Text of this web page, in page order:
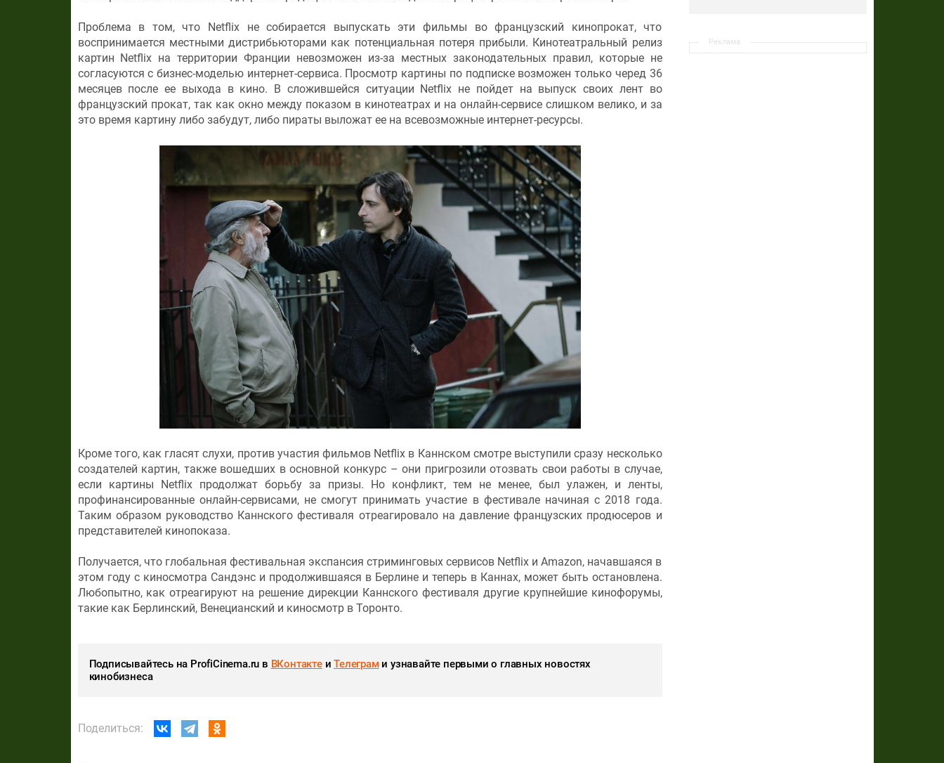
Реклама
Проблема в том, что Netflix не собирается выпускать эти фильмы во французский кинопрокат, что
воспринимается местными дистрибьюторами как потенциальная потеря прибыли. Кинотеатральный релиз
картин Netflix на территории Франции невозможен из-за местных законодательных правил, которые не
согласуются с бизнес-моделью интернет-сервиса. Просмотр картины по подписке возможен только черед 36
месяцев после ее выхода в кино. В сложившейся ситуации Netflix не пойдет на выпуск своих лент во
французский прокат, так как окно между показом в кинотеатрах и на онлайн-сервисе слишком велико, и за
это время картину либо забудут, либо пираты выложат ее на всевозможные интернет-ресурсы.
Кроме того, как гласят слухи, против участия фильмов Netflix в Каннском смотре выступили сразу несколько
создателей картин, также вошедших в основной конкурс – они пригрозили отозвать свои работы в случае,
если картины Netflix продолжат борьбу за призы. Но конфликт, тем не менее, был улажен, и ленты,
профинансированные онлайн-сервисами, не смогут принимать участие в фестивале начиная с 2018 года.
Таким образом руководство Каннского фестиваля отреагировало на давление французских продюсеров и
представителей кинопоказа.
Получается, что глобальная фестивальная экспансия стриминговых сервисов Netflix и Amazon, начавшаяся в
этом году с киносмотра Сандэнс и продолжившаяся в Берлине и теперь в Каннах, может быть остановлена.
Любопытно, как отреагируют на решение дирекции Каннского фестиваля другие крупнейшие кинофорумы,
такие как Берлинский, Венецианский и киносмотр в Торонто.
Подписывайтесь на ProfiCinema.ru в ВКонтактеиТелеграми узнавайте первыми о главных новостях
кинобизнеса
Поделиться: